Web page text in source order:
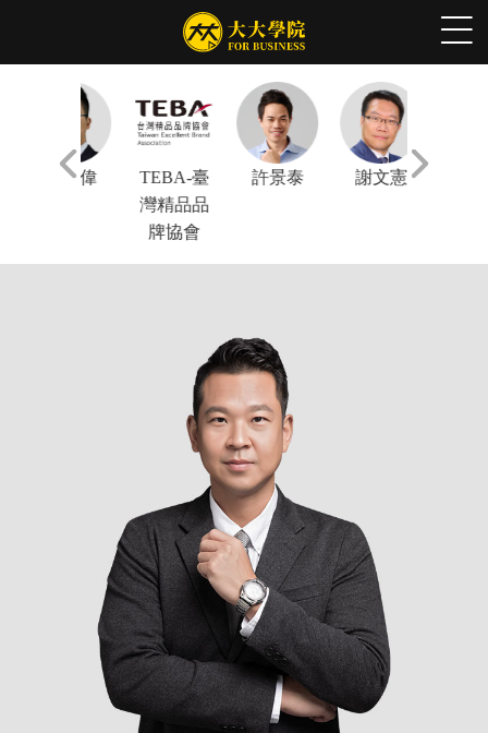
TEBA-臺
灣精品品
牌協會
許景泰 謝文憲